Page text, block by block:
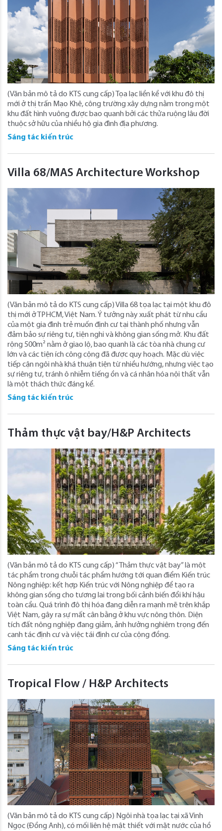
(Văn bản mô tả do KTS cung cấp) Tọa lạc liền kề với khu đô thị
mới ở thị trấn Mạo Khê, công trường xây dựng nằm trong một
khu đất hình vuông được bao quanh bởi các thửa ruộng lâu đời
thuộc sở hữu của nhiều hộ gia đình địa phương.
Sáng tác kiến trúc
Villa 68/MAS Architecture Workshop
(Văn bản mô tả do KTS cung cấp) Villa 68 tọa lạc tại một khu đô
thị mới ở TPHCM, Việt Nam. Ý tưởng này xuất phát từ nhu cầu
của một gia đình trẻ muốn định cư tại thành phố nhưng vẫn
đảm bảo sự riêng tư, tiện nghi và không gian sống mở. Khu đất
rộng 500m² nằm ở giao lộ, bao quanh là các tòa nhà chung cư
lớn và các tiện ích công cộng đã được quy hoạch. Mặc dù việc
tiếp cận ngôi nhà khá thuận tiện từ nhiều hướng, nhưng việc tạo
sự riêng tư, tránh ô nhiễm tiếng ồn và cá nhân hóa nội thất vẫn
là một thách thức đáng kể.
Sáng tác kiến trúc
Thảm thực vật bay/H&P Architects
(Văn bản mô tả do KTS cung cấp) “Thảm thực vật bay” là một
tác phẩm trong chuỗi tác phẩm hướng tới quan điểm Kiến trúc
Nông nghiệp: kết hợp Kiến trúc với Nông nghiệp để tạo ra
không gian sống cho tương lai trong bối cảnh biến đổi khí hậu
toàn cầu. Quá trình đô thị hóa đang diễn ra mạnh mẽ trên khắp
Việt Nam, gây ra sự mất cân bằng ở khu vực nông thôn. Diện
tích đất nông nghiệp đang giảm, ảnh hưởng nghiêm trọng đến
canh tác định cư và việc tái định cư của cộng đồng.
Sáng tác kiến trúc
Tropical Flow / H&P Architects
(Văn bản mô tả do KTS cung cấp) Ngôi nhà tọa lạc tại xã Vinh
Ngọc (Đồng Anh), có mối liên hệ mật thiết với mặt nước của hồ